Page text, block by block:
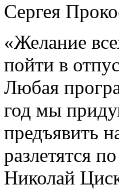
Сергея
«Желание
пойти в
Любая
год мы
предъявить
разлетятся
Николай